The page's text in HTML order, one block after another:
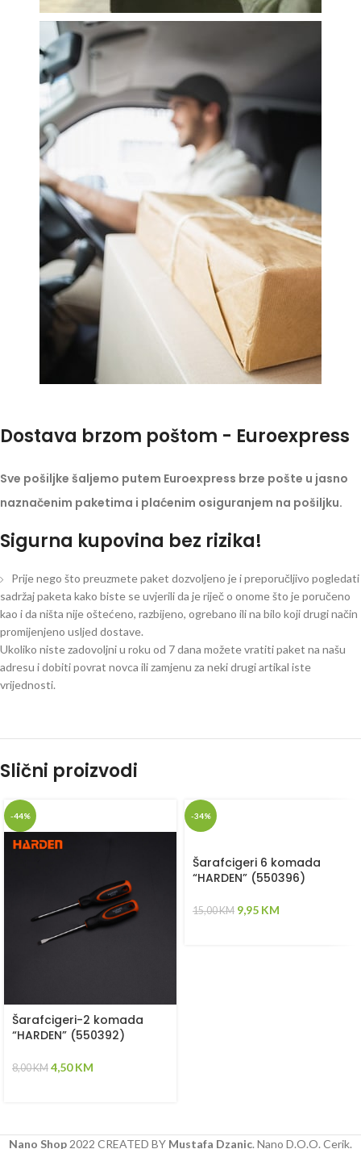
Dostava brzom poštom - Euroexpress
Sve pošiljke šaljemo putem Euroexpress brze pošte u jasno
naznačenim paketima i plaćenim osiguranjem na pošiljku.
Sigurna kupovina bez rizika!
Prije nego što preuzmete paket dozvoljeno je i preporučljivo pogledati
sadržaj paketa kako biste se uvjerili da je riječ o onome što je poručeno
kao i da ništa nije oštećeno, razbijeno, ogrebano ili na bilo koji drugi način
promijenjeno usljed dostave.
Ukoliko niste zadovoljni u roku od 7 dana možete vratiti paket na našu
adresu i dobiti povrat novca ili zamjenu za neki drugi artikal iste
vrijednosti.
Slični proizvodi
-44%
Šarafcigeri-2 komada
“HARDEN” (550392)
8,00KM 4,50KM
-34%
Šarafcigeri 6 komada
“HARDEN” (550396)
15,00KM 9,95 KM
Nano Shop 2022 CREATED BY Mustafa Dzanic. Nano D.O.O. Cerik.